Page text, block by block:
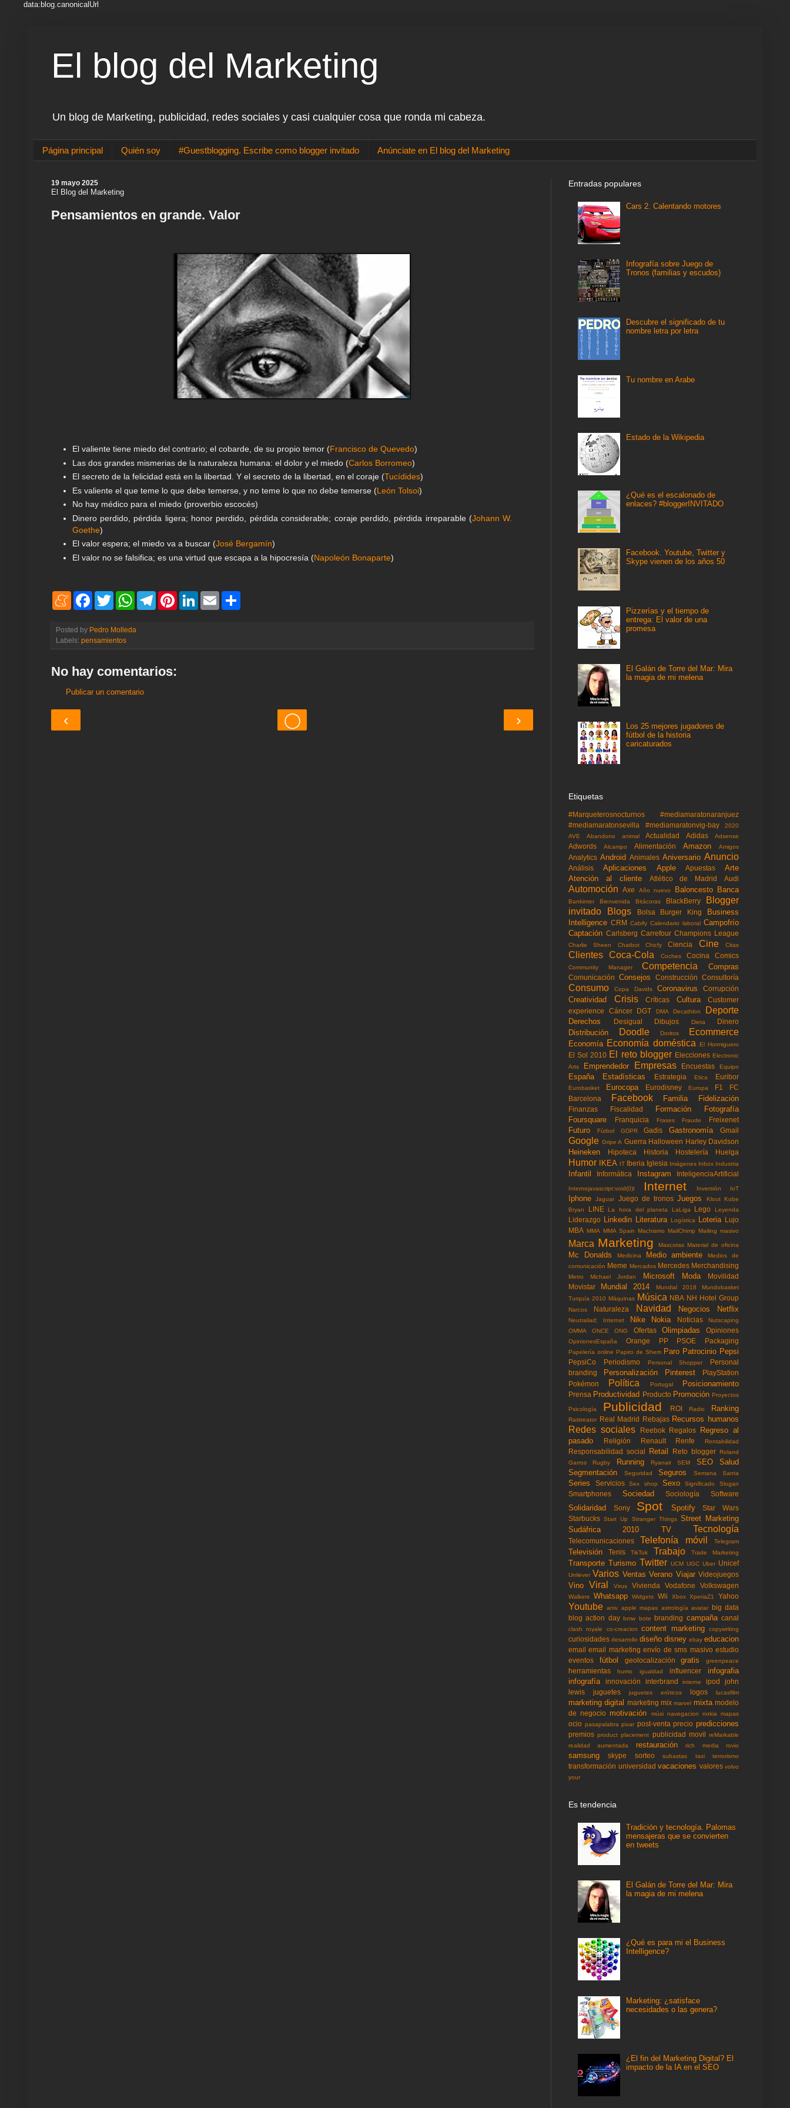
data:blog.canonicalUrl
El blog del Marketing
Un blog de Marketing, publicidad, redes sociales y casi cualquier cosa que ronda mi cabeza.
Página principal Quién soy #Guestblogging. Escribe como blogger invitado Anúnciate en El blog del Marketing
19 mayo 2025
El Blog del Marketing
Pensamientos en grande. Valor
El valiente tiene miedo del contrario; el cobarde, de su propio temor (Francisco de Quevedo)
Las dos grandes mismerias de la naturaleza humana: el dolor y el miedo (Carlos Borromeo)
El secreto de la felicidad está en la libertad. Y el secreto de la libertad, en el coraje (Tucídides)
Es valiente el que teme lo que debe temerse, y no teme lo que no debe temerse (León Tolsoi)
No hay médico para el miedo (proverbio escocés)
Dinero perdido, pérdida ligera; honor perdido, pérdida considerable; coraje perdido, pérdida irreparable (Johann W.
Goethe)
El valor espera; el miedo va a buscar (José Bergamín)
El valor no se falsifica; es una virtud que escapa a la hipocresía (Napoleón Bonaparte)
M
a
m
e
F
b
o
o
T
w
t
e
r
W
s
p
T
a
P
e
L
I
E
Posted by Pedro Molleda
Labels: pensamientos
No hay comentarios:
Publicar un comentario
‹ ›
◯
Entradas populares
Cars 2. Calentando motores
Infografía sobre Juego de
Tronos (familias y escudos)
Descubre el significado de tu
nombre letra por letra
Tu nombre en Arabe
Estado de la Wikipedia
¿Qué es el escalonado de
enlaces? #bloggerINVITADO
Facebook. Youtube, Twitter y
Skype vienen de los años 50
Pizzerías y el tiempo de
entrega: El valor de una
promesa
El Galán de Torre del Mar: Mira
la magia de mi melena
Los 25 mejores jugadores de
fútbol de la historia
caricaturados
Etiquetas
#Marqueterosnocturnos
#mediamaratonaranjuez
#mediamaratonsevilla
#mediamaratonvig-bay
2020
AVE
Abandono animal Actualidad Adidas Adsense
Adwords Alcampo Alimentación Amazon Amigos
Analytics Android Animales Aniversario Anuncio
Análisis Aplicaciones Apple Apuestas
Arte
Atención al cliente
Atlético de Madrid Audi
Automoción Axe Año nuevo Baloncesto Banca
Bankinter Bienvenida Bitácoras BlackBerry
Blogger
invitado
Blogs Bolsa Burger King
Business
Intelligence CRM Cabify Calendario laboral Campofrío
Captación Carlsberg Carrefour Champions League
Charlie Sheen Chatbot Chicfy Ciencia Cine Citas
Clientes Coca-Cola Coches Cocina Comics
Community Manager Competencia Compras
Comunicación Consejos Construcción Consultoría
Consumo Copa Davids Coronavirus Corrupción
Creatividad Crisis Críticas Cultura
Customer
experience
Cáncer DGT DMA Decathlon Deporte
Derechos Desigual Dibujos Dieta Dinero
Distribución Doodle Doritos Ecommerce
Economía Economía doméstica El Hormiguero
El Sol 2010 El reto blogger Elecciones Electronic
Arts
Emprendedor Empresas Encuestas Equipo
España Estadísticas Estrategia Etica Euribor
Eurobasket Eurocopa Eurodisney Europa F1
FC
Barcelona
Facebook Familia Fidelización
Finanzas Fiscalidad Formación
Fotografía
Foursquare
Franquicia Frases Fraude Freixenet
Futuro Fùtbol GDPR Gadis Gastronomía Gmail
Google Gripe A Guerra Halloween Harley Davidson
Heineken Hipoteca Historia Hostelería Huelga
Humor IKEA IT Iberia Iglesia Imágenes Inbox Industria
Infantil Informática Instagram InteligenciaArtificial
Internejavascript:void(0)t Internet Inversión IoT
Iphone Jaguar Juego de tronos Juegos Klout Kobe
Bryan
LINE La hora del planeta LaLiga Lego Leyenda
Liderazgo Linkedin Literatura Logística Loteria Lujo
MBA MMA MMA Spain Machismo MailChimp Mailing masivo
Marca Marketing Mascotas Material de oficina
Mc Donalds Medicina Medio ambiente
Medios de
comunicación Meme Mercados Mercedes Merchandising
Metro Michael Jordan Microsoft Moda
Movilidad
Movistar
Mundial 2014 Mundial 2018
Mundobasket
Turquía 2010 Máquinas Música NBA NH Hotel Group
Narcos Naturaleza Navidad Negocios Netflix
Neutraliad; Internet Nike Nokia Noticias
Nutscaping
OMMA
ONCE ONG Ofertas Olimpiadas Opiniones
OpinionesEspaña Orange PP PSOE Packaging
Papelería online Papiro de Shem Paro Patrocinio Pepsi
PepsiCo Periodismo Personal Shopper
Personal
branding
Personalización Pinterest
PlayStation
Pokémon
Política Portugal Posicionamiento
Prensa Productividad Producto Promoción Proyectos
Psicología Publicidad ROI Radio Ranking
Rastreator Real Madrid Rebajas Recursos humanos
Redes sociales Reebok Regalos
Regreso al
pasado
Religión Renault Renfe Rentabilidad
Responsabilidad social Retail Reto blogger Roland
Garros
Rugby Running Ryanair SEM SEO
Salud
Segmentación
Seguridad Seguros Semana Santa
Series Servicios Sex shop Sexo Significado Slogan
Smartphones Sociedad Sociología Software
Solidaridad Sony Spot Spotify
Star Wars
Starbucks Start Up Stranger Things Street Marketing
Sudáfrica 2010
TV Tecnología
Telecomunicaciones Telefonía móvil Telegram
Televisión Tenis TikTok Trabajo Trade Marketing
Transporte Turismo Twitter UCM UGC Uber Unicef
Unilever Varios Ventas Verano Viajar Videojuegos
Vino Viral Virus Vivienda Vodafone Volkswagen
Walkers Whatsapp Widgets Wii Xbox XperiaZ1 Yahoo
Youtube aniv apple mapas astrología avatar big data
blog action day bmw bote branding campaña canal
clash royale co-creacion content marketing copywriting
curiosidades desarrollo diseño disney ebay educacion
email email marketing envío de sms masivo estudio
eventos
fútbol geolocalización gratis greenpeace
herramientas humo igualdad influencer
infografia
infografía
innovación interbrand interne ipod
john
lewis
juguetes juguetes eróticos logos lucasfilm
marketing digital marketing mix marvel mixta modelo
de negocio motivación músi navegacion nokia mapas
ocio pasapalabra pixar post-venta precio predicciones
premios product placement publicidad movil reMarkable
realidad aumentada
restauración rich media rovio
samsung skype sorteo subastas taxi terrorismo
transformación universidad vacaciones valores volvo
your
Es tendencia
Tradición y tecnología. Palomas
mensajeras que se convierten
en tweets
El Galán de Torre del Mar: Mira
la magia de mi melena
¿Qué es para mi el Business
Intelligence?
Marketing: ¿satisface
necesidades o las genera?
¿El fin del Marketing Digital? El
impacto de la IA en el SEO